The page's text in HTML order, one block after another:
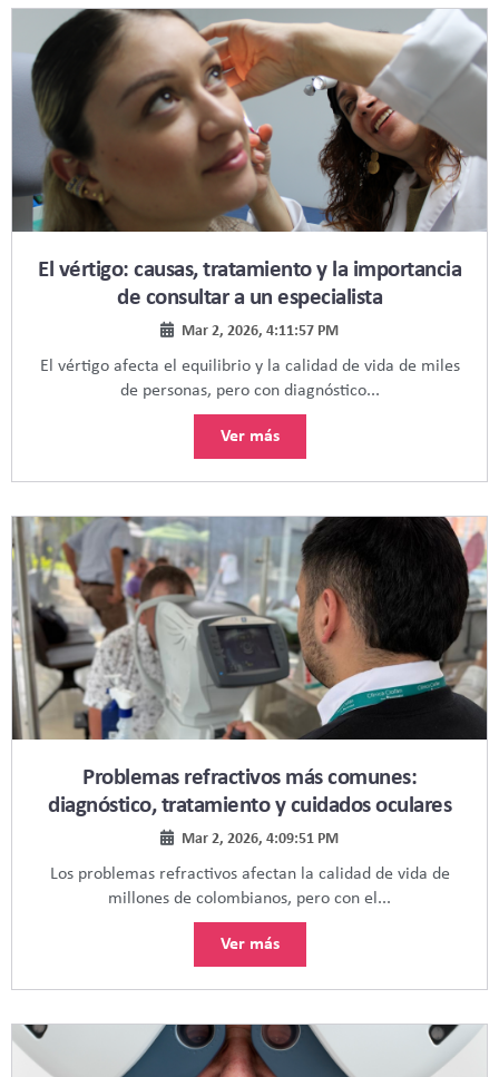
El vértigo: causas, tratamiento y la importancia
de consultar a un especialista
Mar 2, 2026, 4:11:57 PM
El vértigo afecta el equilibrio y la calidad de vida de miles
de personas, pero con diagnóstico...
Ver más
Problemas refractivos más comunes:
diagnóstico, tratamiento y cuidados oculares
Mar 2, 2026, 4:09:51 PM
Los problemas refractivos afectan la calidad de vida de
millones de colombianos, pero con el...
Ver más